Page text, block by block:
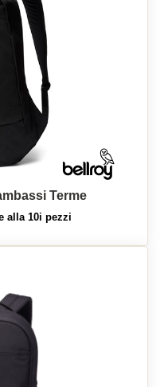
Terme
alla 10i pezzi